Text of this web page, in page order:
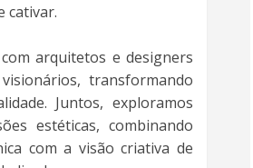
cativar.
arquitetos e designers
transformando
Juntos, exploramos
estéticas, combinando
com a visão criativa de